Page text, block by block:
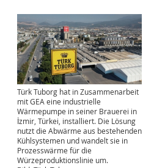
Türk Tuborg hat in Zusammenarbeit
mit GEA eine industrielle
Wärmepumpe in seiner Brauerei in
İzmir, Türkei, installiert. Die Lösung
nutzt die Abwärme aus bestehenden
Kühlsystemen und wandelt sie in
Prozesswärme für die
Würzeproduktionslinie um.